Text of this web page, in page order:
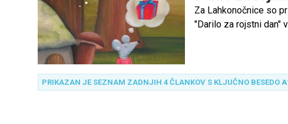
Za Lahkonočnice so
"Darilo za rojstni dan"
PRIKAZAN JE SEZNAM ZADNJIH 4 ČLANKOV S KLJUČNO BESEDO